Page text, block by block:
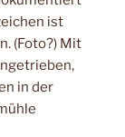
ist
(Foto?) Mit
in der